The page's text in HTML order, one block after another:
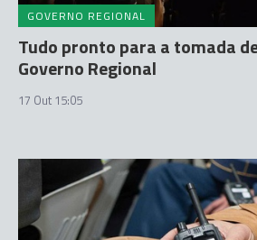
GOVERNO REGIONAL
Tudo pronto para a tomada
Governo Regional
17 Out 15:05